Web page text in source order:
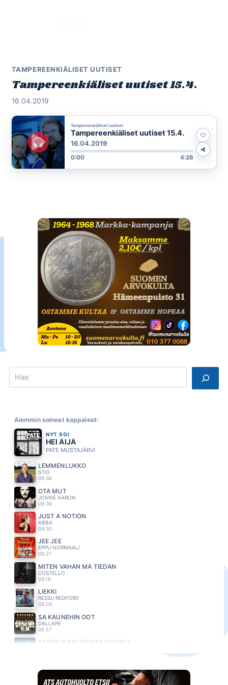
TAMPEREENKIÄLISET UUTISET
Tampereenkiäliset uutiset 15.4.
16.04.2019
Tampereenkiäliset uutiset
Tampereenkiäliset uutiset 15.4.
16.04.2019
0:00 4:26
Search
Aiemmin soineet kappaleet:
NYT SOI
HEI ÄIJÄ
PATE MUSTAJÄRVI
LEMMENLUKKO
STIG
09.46
OTA MUT
JONNE AARON
09.39
JUST A NOTION
ABBA
09.30
JEE JEE
EPPU NORMAALI
09.21
MITEN VÄHÄN MÄ TIEDÄN
COSTELLO
09.16
LIEKKI
RESSU REDFORD
09.03
SA KAUNEHIN OOT
DALLAPE
08.57
KAPPALE KAUNEINTA SUOMEA
HALOO HELSINKI
08.49